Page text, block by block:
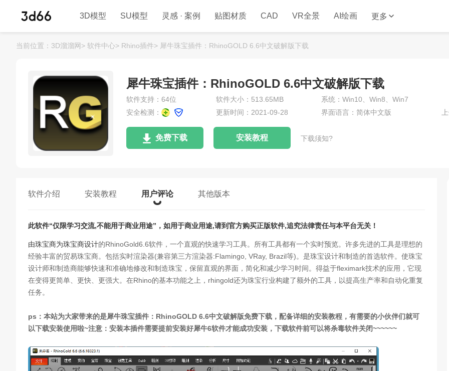
3D模型 SU模型 灵感 · 案例 贴图材质 CAD VR全景 AI绘画 更多
当前位置： 3D溜溜网> 软件中心> Rhino插件> 犀牛珠宝插件：RhinoGOLD 6.6中文破解版下载
犀牛珠宝插件：RhinoGOLD 6.6中文破解版下载
软件支持：64位 软件大小：513.65MB
系统：Win10、Win8、Win7
安全检测：
更新时间：2021-09-28 界面语言：简体中文版
免费下载 安装教程 下载须知?
软件介绍 安装教程 用户评论 其他版本
此软件“仅限学习交流,不能用于商业用途”，如用于商业用途,请到官方购买正版软件,追究法律责任与本平台无关！
由珠宝商为珠宝商设计的RhinoGold6.6软件，一个直观的快速学习工具。所有工具都有一个实时预览。许多先进的工具是理想的
经验丰富的贸易珠宝商。包括实时渲染器(兼容第三方渲染器:Flamingo, VRay, Brazil等)。是珠宝设计和制造的首选软件。使珠宝
设计师和制造商能够快速和准确地修改和制造珠宝，保留直观的界面，简化和减少学习时间。得益于fleximark技术的应用，它现
在变得更简单、更快、更强大。在Rhino的基本功能之上，rhingold还为珠宝行业构建了额外的工具，以提高生产率和自动化重复
任务。
ps：本站为大家带来的是犀牛珠宝插件：RhinoGOLD 6.6中文破解版免费下载，配备详细的安装教程，有需要的小伙伴们就可
以下载安装使用啦~注意：安装本插件需要提前安装好犀牛6软件才能成功安装，下载软件前可以将杀毒软件关闭~~~~~~